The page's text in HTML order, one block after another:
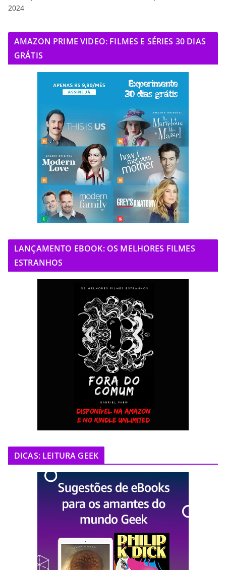
2024
AMAZON PRIME VIDEO: FILMES E SÉRIES 30 DIAS
GRÁTIS
LANÇAMENTO EBOOK: OS MELHORES FILMES
ESTRANHOS
DICAS: LEITURA GEEK